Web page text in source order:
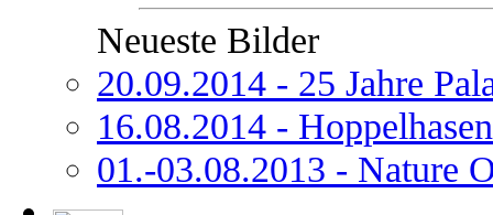
Neueste Bilder
20.09.2014 - 25 Jahre
16.08.2014 -
01.-03.08.2013 - Nature